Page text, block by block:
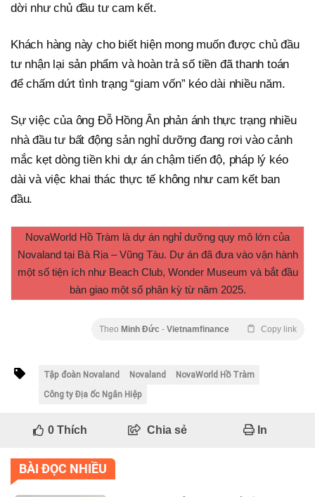
dời như chủ đầu tư cam kết.
Khách hàng này cho biết hiện mong muốn được chủ đầu
tư nhận lại sản phẩm và hoàn trả số tiền đã thanh toán
để chấm dứt tình trạng “giam vốn” kéo dài nhiều năm.
Sự việc của ông Đỗ Hồng Ân phản ánh thực trạng nhiều
nhà đầu tư bất động sản nghỉ dưỡng đang rơi vào cảnh
mắc kẹt dòng tiền khi dự án chậm tiến độ, pháp lý kéo
dài và việc khai thác thực tế không như cam kết ban
đầu.
NovaWorld Hồ Tràm là dự án nghỉ dưỡng quy mô lớn của
Novaland tại Bà Rịa – Vũng Tàu. Dự án đã đưa vào vận hành
một số tiện ích như Beach Club, Wonder Museum và bắt đầu
bàn giao một số phân kỳ từ năm 2025.
Theo Minh Đức - Vietnamfinance Copy link
Tập đoàn Novaland Novaland
NovaWorld Hồ Tràm
Công ty Địa ốc Ngân Hiệp
0Thích Chia sẻ In
BÀI ĐỌC NHIỀU